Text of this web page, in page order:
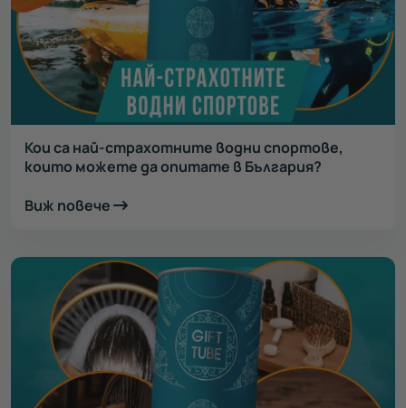
Кои са най-страхотните водни спортове,
които можете да опитате в България?
Виж повече